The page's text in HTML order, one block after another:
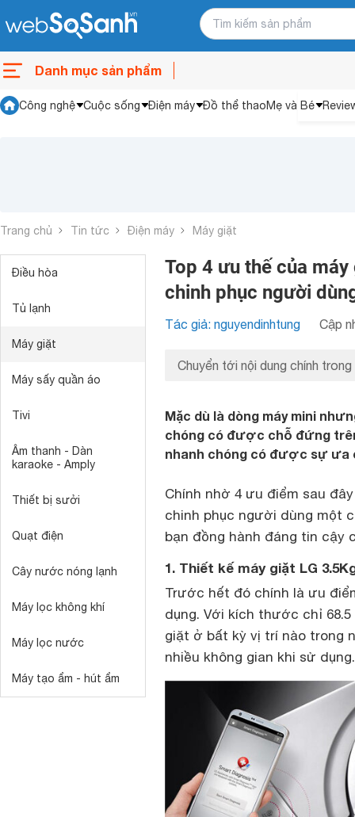
Danh mục sản phẩm
Công nghệ Cuộc sống Điện máy Đồ thể thaoMẹ và Bé
Trang chủ Tin tức Điện máy Máy giặt
Điều hòa
Tủ lạnh
Máy giặt
Máy sấy quần áo
Tivi
Âm thanh - Dàn
karaoke - Amply
Thiết bị sưởi
Quạt điện
Cây nước nóng lạnh
Máy lọc không khí
Máy lọc nước
Máy tạo ẩm - hút ẩm
Top 4 ưu thế của
chinh phục người
Tác giả: nguyendinhtung Cập
Chuyển tới nội dung chính trong
Mặc dù là dòng máy mini
chóng có được chỗ đứng
nhanh chóng có được sự ưa
Chính nhờ 4 ưu điểm sau
chinh phục người dùng một
bạn đồng hành đáng tin cậy
1. Thiết kế máy giặt LG
Trước hết đó chính là ưu
dụng. Với kích thước chỉ
giặt ở bất kỳ vị trí nào trong
nhiều không gian khi sử